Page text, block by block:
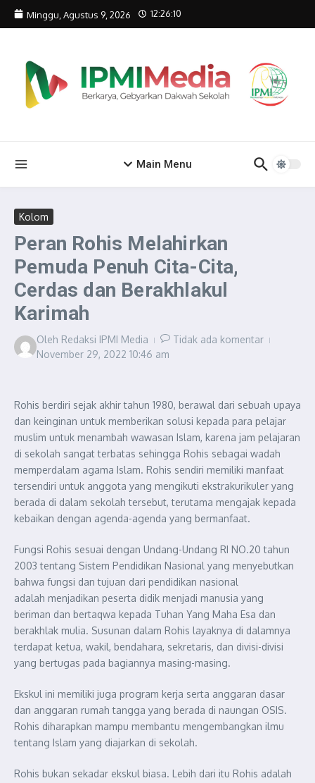
Lewati ke konten
Minggu, Agustus 9, 2026 12:26:10
Main Menu
Kolom
Peran Rohis Melahirkan
Pemuda Penuh Cita-Cita,
Cerdas dan Berakhlakul
Karimah
Oleh Redaksi IPMI Media
Tidak ada komentar
November 29, 2022 10:46 am
Rohis berdiri sejak akhir tahun 1980, berawal dari sebuah upaya
dan keinginan untuk memberikan solusi kepada para pelajar
muslim untuk menambah wawasan Islam, karena jam pelajaran
di sekolah sangat terbatas sehingga Rohis sebagai wadah
memperdalam agama Islam. Rohis sendiri memiliki manfaat
tersendiri untuk anggota yang mengikuti ekstrakurikuler yang
berada di dalam sekolah tersebut, terutama mengajak kepada
kebaikan dengan agenda-agenda yang bermanfaat.
Fungsi Rohis sesuai dengan Undang-Undang RI NO.20 tahun
2003 tentang Sistem Pendidikan Nasional yang menyebutkan
bahwa fungsi dan tujuan dari pendidikan nasional
adalah menjadikan peserta didik menjadi manusia yang
beriman dan bertaqwa kepada Tuhan Yang Maha Esa dan
berakhlak mulia. Susunan dalam Rohis layaknya di dalamnya
terdapat ketua, wakil, bendahara, sekretaris, dan divisi-divisi
yang bertugas pada bagiannya masing-masing.
Ekskul ini memiliki juga program kerja serta anggaran dasar
dan anggaran rumah tangga yang berada di naungan OSIS.
Rohis diharapkan mampu membantu mengembangkan ilmu
tentang Islam yang diajarkan di sekolah.
Rohis bukan sekadar ekskul biasa. Lebih dari itu Rohis adalah